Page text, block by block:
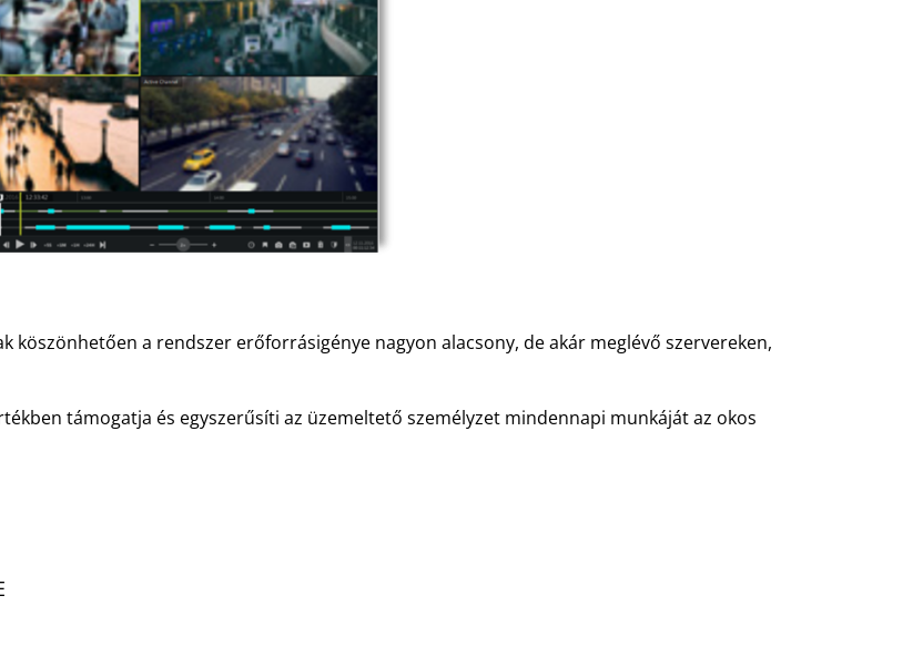
köszönhetően a rendszer erőforrásigénye nagyon alacsony, de akár meglévő szervereken,
támogatja és egyszerűsíti az üzemeltető személyzet mindennapi munkáját az okos